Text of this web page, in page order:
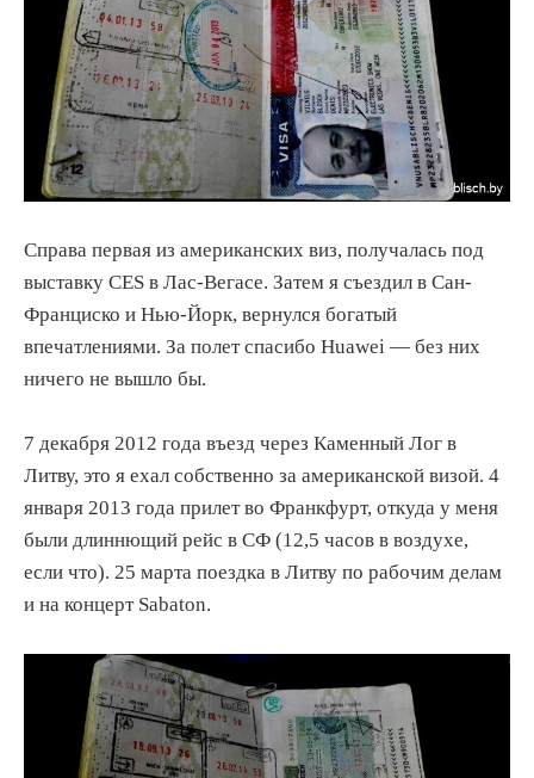
Справа первая из американских виз, получалась под
выставку CES в Лас-Вегасе. Затем я съездил в Сан-
Франциско и Нью-Йорк, вернулся богатый
впечатлениями. За полет спасибо Huawei — без них
ничего не вышло бы.
7 декабря 2012 года въезд через Каменный Лог в
Литву, это я ехал собственно за американской визой. 4
января 2013 года прилет во Франкфурт, откуда у меня
были длиннющий рейс в СФ (12,5 часов в воздухе,
если что). 25 марта поездка в Литву по рабочим делам
и на концерт Sabaton.